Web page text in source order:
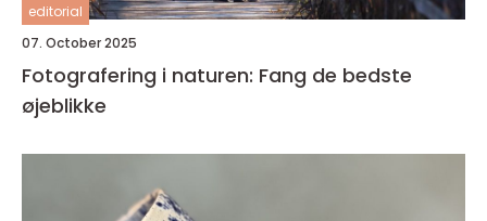
editorial
07. October 2025
Fotografering i naturen: Fang de bedste
øjeblikke